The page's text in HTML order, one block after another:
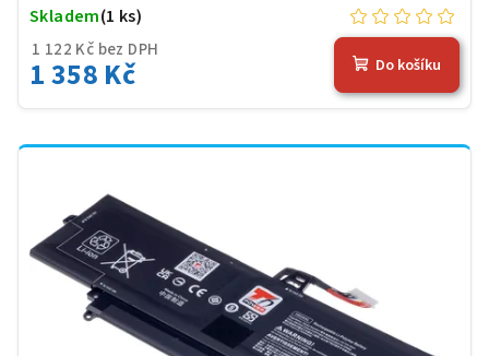
1 122 Kč bez DPH
1 358 Kč
Skladem(1 ks)
Do košíku